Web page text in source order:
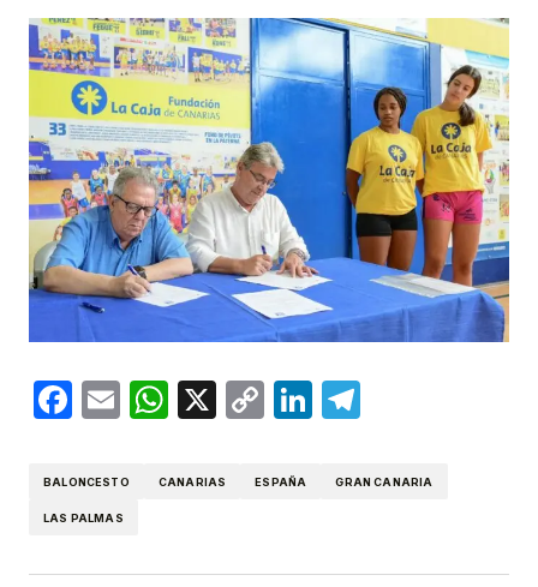
Facebook
EmailWhatsApp
X
CopyLinkedIn
BALONCESTO CANARIAS ESPAÑA GRAN CANARIA
LAS PALMAS